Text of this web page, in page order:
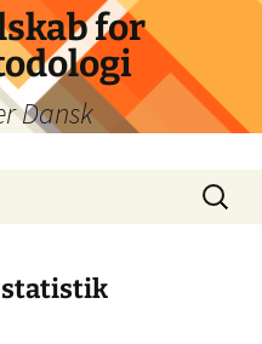
for
Dansk
Søg
efter:
statistik